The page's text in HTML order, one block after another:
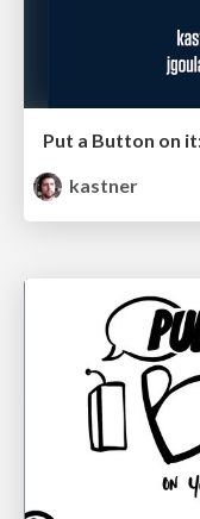
kastner